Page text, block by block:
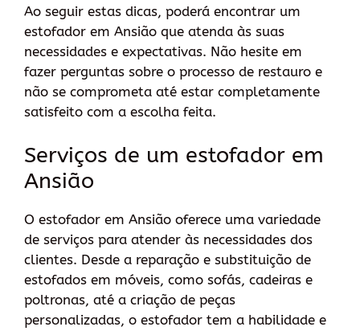
Ao seguir estas dicas, poderá encontrar um
estofador em Ansião que atenda às suas
necessidades e expectativas. Não hesite em
fazer perguntas sobre o processo de restauro e
não se comprometa até estar completamente
satisfeito com a escolha feita.
Serviços de um estofador em
Ansião
O estofador em Ansião oferece uma variedade
de serviços para atender às necessidades dos
clientes. Desde a reparação e substituição de
estofados em móveis, como sofás, cadeiras e
poltronas, até a criação de peças
personalizadas, o estofador tem a habilidade e